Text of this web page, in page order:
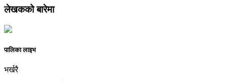
लेखकको बारेमा
पालिका लाइभ
भर्खरै